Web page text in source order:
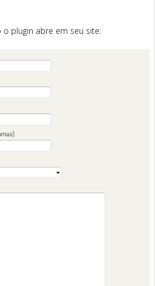
plugin abre em seu site: